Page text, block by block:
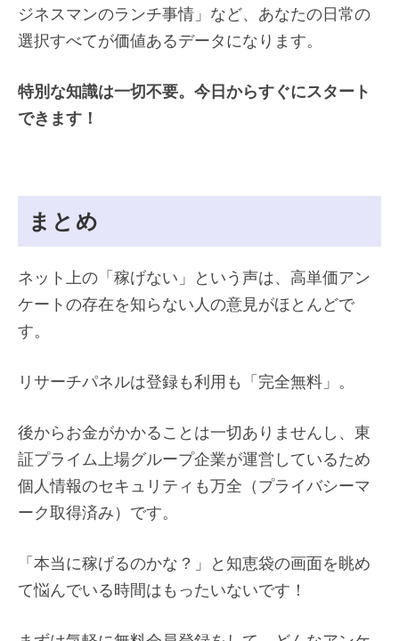
ジネスマンのランチ事情」など、あなたの日常の
選択すべてが価値あるデータになります。
特別な知識は一切不要。今日からすぐにスタート
できます！
まとめ
ネット上の「稼げない」という声は、高単価アン
ケートの存在を知らない人の意見がほとんどで
す。
リサーチパネルは登録も利用も「完全無料」。
後からお金がかかることは一切ありませんし、東
証プライム上場グループ企業が運営しているため
個人情報のセキュリティも万全（プライバシーマ
ーク取得済み）です。
「本当に稼げるのかな？」と知恵袋の画面を眺め
て悩んでいる時間はもったいないです！